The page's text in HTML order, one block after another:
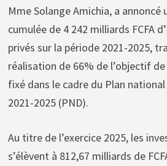
Mme Solange Amichia, a
cumulée de 4 242 milliards FCFA
privés sur la période 2021-2025,
réalisation de 66% de l’objectif de
fixé dans le cadre du Plan
2021-2025 (PND).
Au titre de l’exercice 2025, les
s’élèvent à 812,67 milliards de